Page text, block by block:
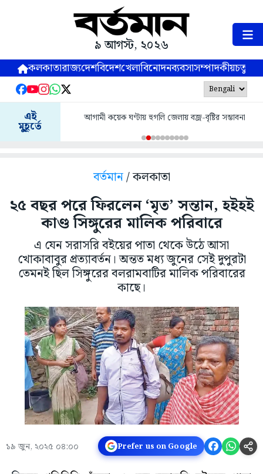
৯ আগস্ট, ২০২৬
কলকাতারাজ্যদেশবিদেশখেলাবিনোদনব্যবসাসম্পাদকীয়
এই
মুহূর্তে
আগামী কয়েক ঘণ্টায় হুগলি জেলায় বজ্র-বৃষ্টির সম্ভাবনা
বর্তমান/ কলকাতা
২৫ বছর পরে ফিরলেন ‘মৃত’ সন্তান, হইহই
কাণ্ড সিঙ্গুরের মালিক পরিবারে
এ যেন সরাসরি বইয়ের পাতা থেকে উঠে আসা
খোকাবাবুর প্রত্যাবর্তন। অন্তত মধ্য জুনের সেই দুপুরটা
তেমনই ছিল সিঙ্গুরের বলরামবাটির মালিক পরিবারের
কাছে।
১৯ জুন, ২০২৫ ০৪:০০ Prefer us on Google